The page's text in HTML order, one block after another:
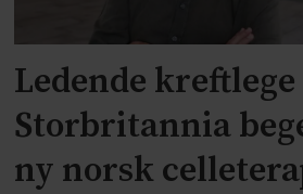
Ledende
Storbritannia
ny norsk